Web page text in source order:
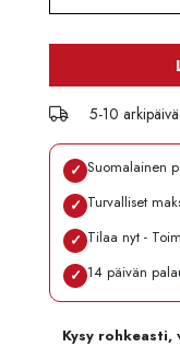
5-10
✓ Suomalainen
✓ Turvalliset
✓ Tilaa nyt -
✓ 14 päivän
Kysy rohkeasti,